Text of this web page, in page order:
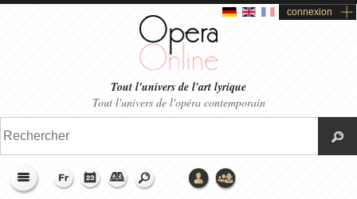
connexion
Tout l'univers de l'art lyrique
Tout l'univers de l'opéra contemporain